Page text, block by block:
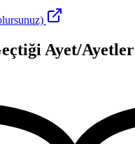
Ayet/Ayetler